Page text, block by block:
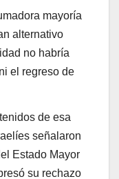
mayoría
alternativo
no habría
el regreso de
de esa
señalaron
Estado Mayor
su rechazo